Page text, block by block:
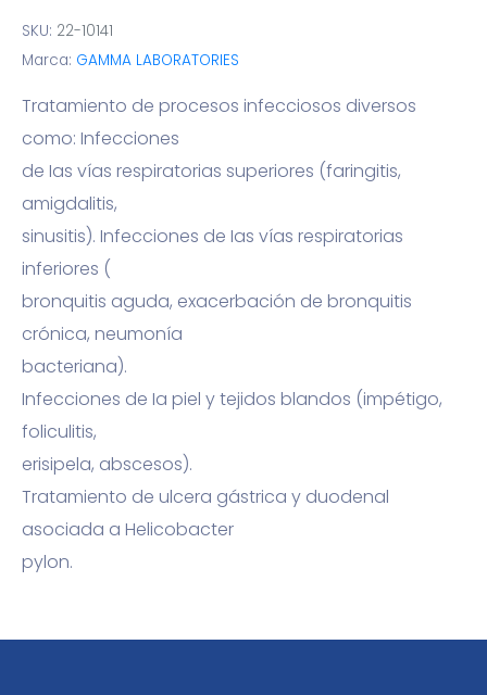
SKU: 22-10141
Marca: GAMMA LABORATORIES
Tratamiento de procesos infecciosos diversos
como: Infecciones
de Ias vías respiratorias superiores (faringitis,
amigdalitis,
sinusitis). Infecciones de Ias vías respiratorias
inferiores (
bronquitis aguda, exacerbación de bronquitis
crónica, neumonía
bacteriana).
Infecciones de Ia piel y tejidos blandos (impétigo,
foliculitis,
erisipela, abscesos).
Tratamiento de ulcera gástrica y duodenal
asociada a Helicobacter
pylon.